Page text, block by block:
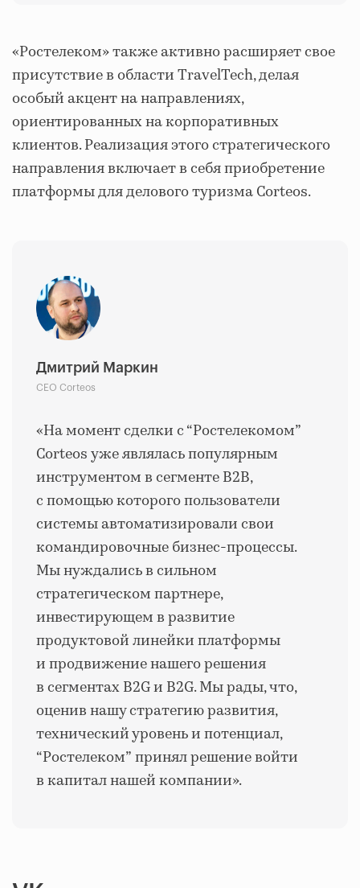
«Ростелеком» также активно расширяет свое
присутствие в области TravelTech, делая
особый акцент на направлениях,
ориентированных на корпоративных
клиентов. Реализация этого стратегического
направления включает в себя приобретение
платформы для делового туризма Corteos.
Дмитрий Маркин
CEO Corteos
«На момент сделки с“Ростелекомом”
Corteos уже являлась популярным
инструментом в сегменте B2B,
с помощью которого пользователи
системы автоматизировали свои
командировочные бизнес-процессы.
Мы нуждались в сильном
стратегическом партнере,
инвестирующем в развитие
продуктовой линейки платформы
и продвижение нашего решения
в сегментах B2G и B2G. Мы рады, что,
оценив нашу стратегию развития,
технический уровень и потенциал,
“Ростелеком”принял решение войти
в капитал нашей компании».